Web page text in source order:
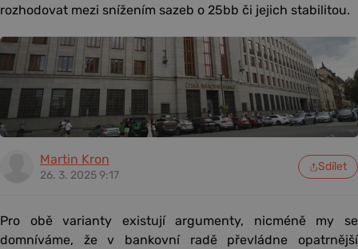
rozhodovat mezi snížením sazeb o 25bb či jejich stabilitou.
Martin Kron
26. 3. 2025 9:17
Sdílet
Pro obě varianty existují argumenty, nicméně my se
domníváme, že v bankovní radě převládne opatrnější